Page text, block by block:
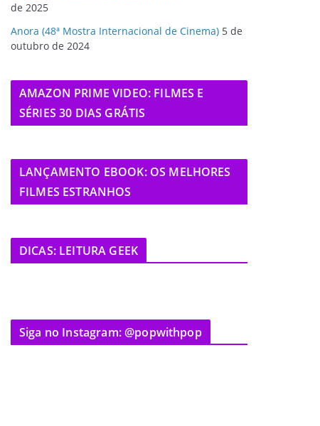
de 2025
Anora (48ª Mostra Internacional de Cinema) 5 de
outubro de 2024
AMAZON PRIME VIDEO: FILMES E
SÉRIES 30 DIAS GRÁTIS
LANÇAMENTO EBOOK: OS MELHORES
FILMES ESTRANHOS
DICAS: LEITURA GEEK
Siga no Instagram: @popwithpop